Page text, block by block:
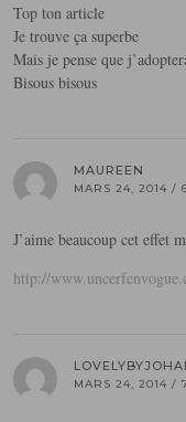
Top ton article
Je trouve ça superbe
Mais je pense que
Bisous bisous
MAUREEN
MARS 24, 2014 /
J’aime beaucoup cet effet
http://
MARS 24, 2014 /